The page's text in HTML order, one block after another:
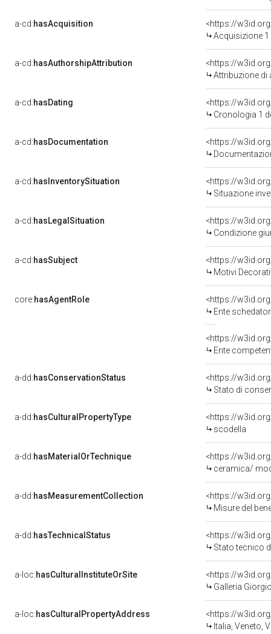
a-cd:hasAcquisition
<https://
Acquisizione 1
a-cd:hasAuthorshipAttribution
Attribuzione di
a-cd:hasDating
<https://
Cronologia 1
a-cd:hasDocumentation
a-cd:hasInventorySituation
<https://
Situazione
a-cd:hasLegalSituation
<https://
Condizione
a-cd:hasSubject
<https://
Motivi
core:hasAgentRole
<https://
Ente
<https://
Ente competente per tutela del
a-dd:hasConservationStatus
<https://
Stato di
a-dd:hasCulturalPropertyType
<https://
scodella
a-dd:hasMaterialOrTechnique
ceramica/
a-dd:hasMeasurementCollection
<https://
Misure del
a-dd:hasTechnicalStatus
<https://
Stato tecnico
a-loc:hasCulturalInstituteOrSite
<https://
Galleria
a-loc:hasCulturalPropertyAddress
<https://
Italia, Veneto,